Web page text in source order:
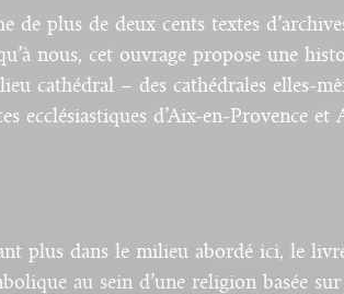
de plus de deux cents textes
nous, cet ouvrage propose une
cathédral – des cathédrales elles-
ecclésiastiques d’Aix-en-Provence
plus dans le milieu abordé ici, le
au sein d’une religion basée